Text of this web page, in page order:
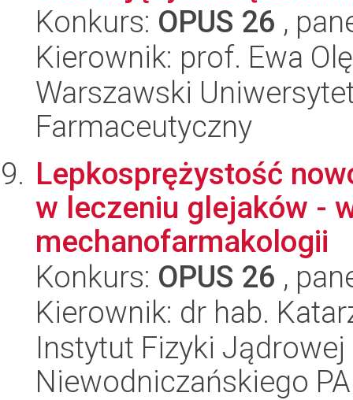
Konkurs: OPUS 26 ,
Kierownik: prof. Ewa
Warszawski
Farmaceutyczny
Lepkosprężystość
w leczeniu glejaków -
mechanofarmakologii
Konkurs: OPUS 26 ,
Kierownik: dr hab.
Instytut Fizyki
Niewodniczańskiego